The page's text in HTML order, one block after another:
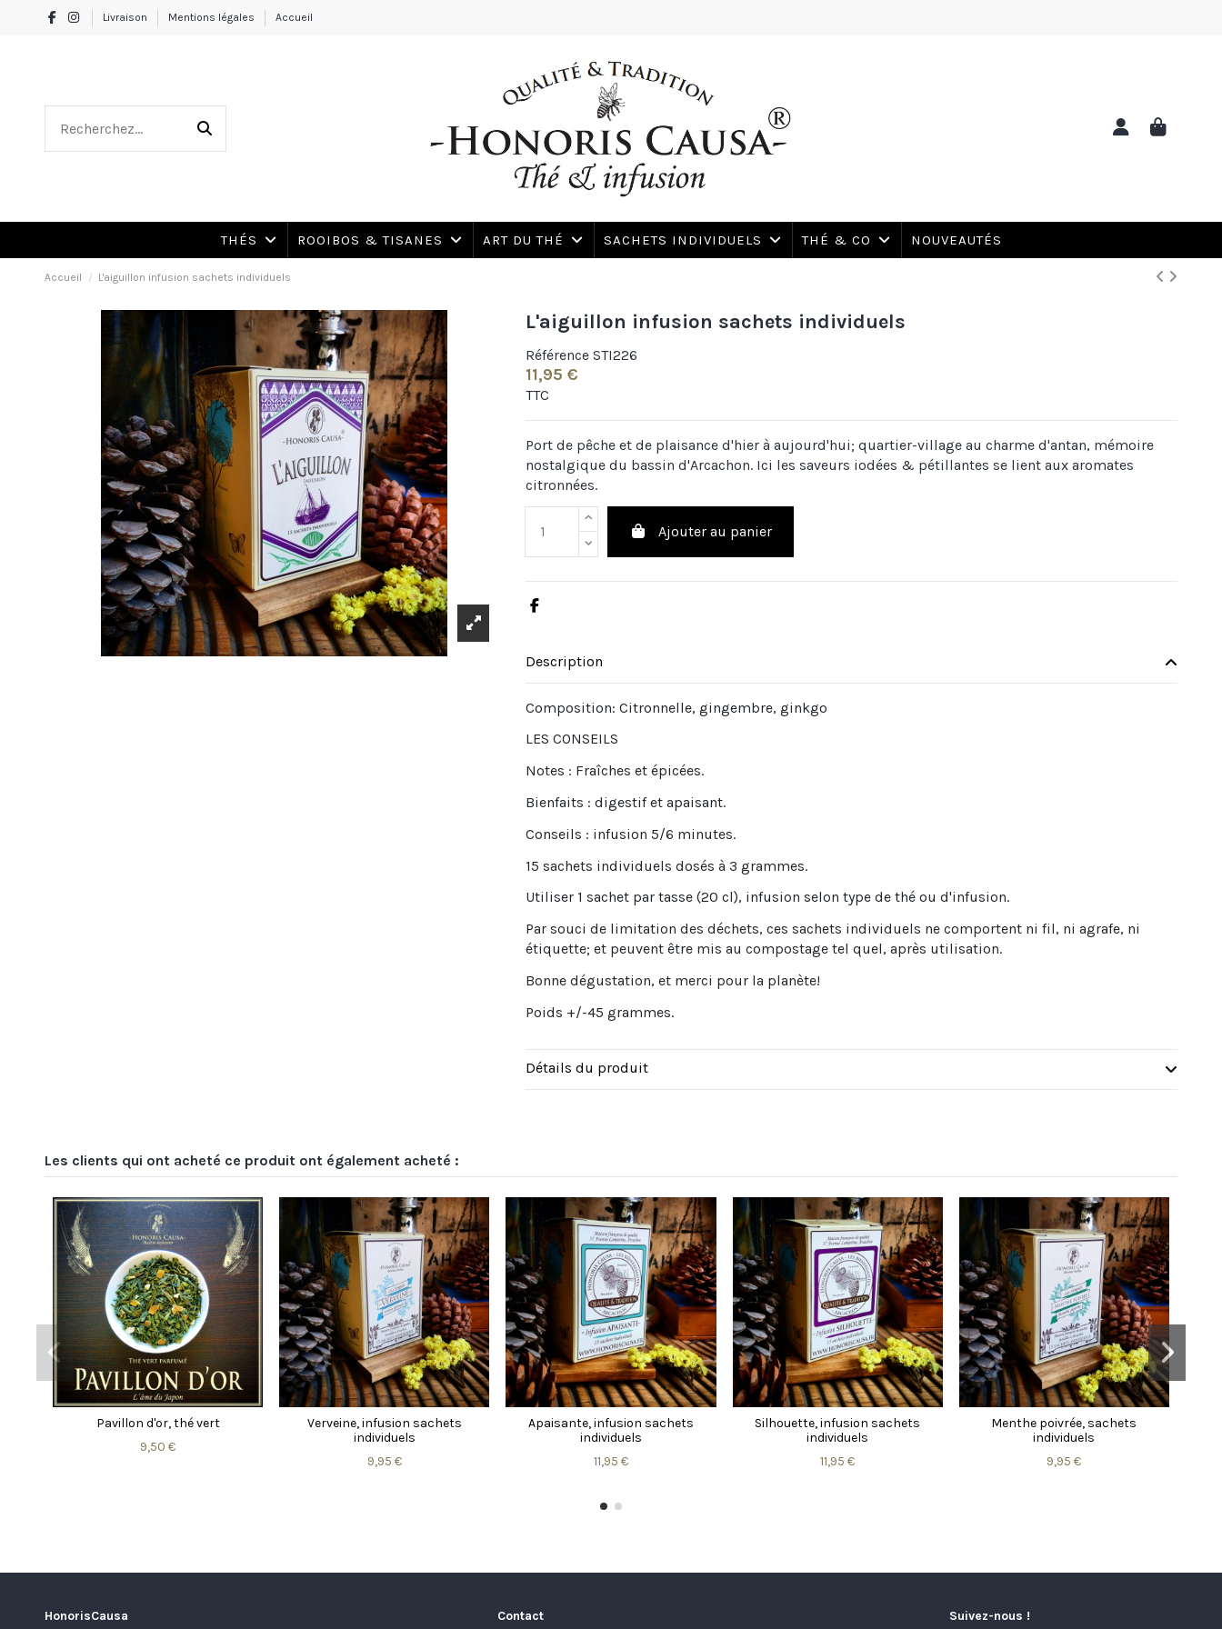
Livraison Mentions légales Accueil
THÉS ROOIBOS & TISANES ART DU THÉ SACHETS INDIVIDUELS THÉ & CO NOUVEAUTÉS
Accueil L'aiguillon infusion sachets individuels
L'aiguillon infusion sachets individuels
Référence STI226
11,95 €
TTC
Port de pêche et de plaisance d'hier à aujourd'hui; quartier-village au charme d'antan, mémoire
nostalgique du bassin d'Arcachon. Ici les saveurs iodées & pétillantes se lient aux aromates
citronnées.
Ajouter au panier
Description
Composition: Citronnelle, gingembre, ginkgo
LES CONSEILS
Notes : Fraîches et épicées.
Bienfaits : digestif et apaisant.
Conseils : infusion 5/6 minutes.
15 sachets individuels dosés à 3 grammes.
Utiliser 1 sachet par tasse (20 cl), infusion selon type de thé ou d'infusion.
Par souci de limitation des déchets, ces sachets individuels ne comportent ni fil, ni agrafe, ni
étiquette; et peuvent être mis au compostage tel quel, après utilisation.
Bonne dégustation, et merci pour la planète!
Poids +/-45 grammes.
Détails du produit
Les clients qui ont acheté ce produit ont également acheté :
Pavillon d'or, thé vert
9,50 €
Verveine, infusion sachets
individuels
9,95 €
Apaisante, infusion sachets
individuels
11,95 €
Silhouette, infusion sachets
individuels
11,95 €
Menthe poivrée, sachets
individuels
9,95 €
HonorisCausa Contact Suivez-nous !